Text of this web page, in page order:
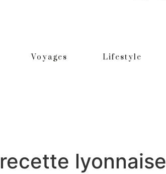
Voyages Lifestyle
recette lyonnaise